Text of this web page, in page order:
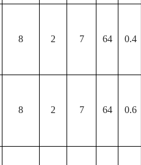
8 2 7 64 0.4
8 2 7 64 0.6